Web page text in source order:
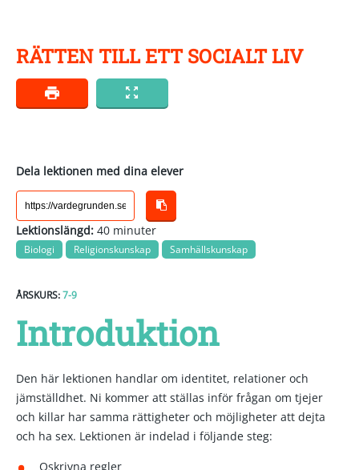
RÄTTEN TILL ETT SOCIALT LIV
ÅRSKURS:7-9
Biologi Religionskunskap Samhällskunskap
Lektionslängd: 40 minuter
Dela lektionen med dina elever
Introduktion
Den här lektionen handlar om identitet, relationer och
jämställdhet. Ni kommer att ställas inför frågan om tjejer
och killar har samma rättigheter och möjligheter att dejta
och ha sex. Lektionen är indelad i följande steg:
Oskrivna regler